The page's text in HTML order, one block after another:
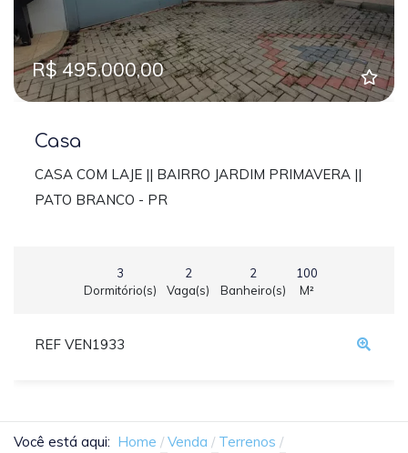
R$ 495.000,00
Casa
CASA COM LAJE || BAIRRO JARDIM PRIMAVERA ||
PATO BRANCO - PR
3
Dormitório(s)
2
Vaga(s)
2
Banheiro(s)
100
M²
REF VEN1933
Você está aqui: Home Venda
Terrenos